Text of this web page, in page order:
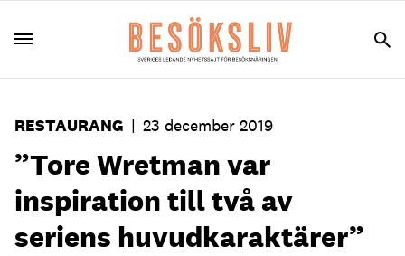
RESTAURANG | 23 december 2019
”Tore Wretman var
inspiration till två av
seriens huvudkaraktärer”